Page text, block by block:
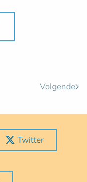
Volgende
Twitter